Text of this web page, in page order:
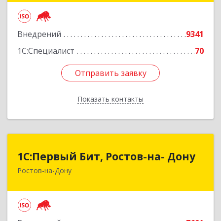
Внедрений
9341
1С:Специалист
70
Отправить заявку
Показать контакты
Отправить заявку
Назад
1С:Первый Бит, Ростов-на- Дону
Ростов-на-Дону
1С:Первый Бит, Ростов-на- Дону
344091, Ростовская обл, Ростов-на-Дону г,